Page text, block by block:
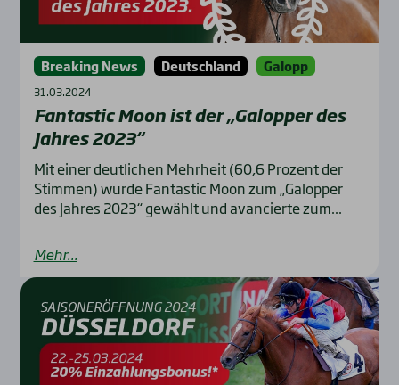
Breaking News Deutschland Galopp
31.03.2024
Fan­ta­stic Moon ist der „Galop­per des
Jah­res 2023“
Mit einer deutlichen Mehrheit (60,6 Prozent der
Stimmen) wurde Fantastic Moon zum „Galopper
des Jahres 2023“ gewählt und avancierte zum...
Mehr...